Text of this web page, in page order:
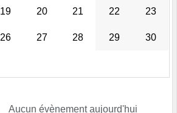
19 20 21 22 23
26 27 28 29 30
Aucun évènement aujourd'hui